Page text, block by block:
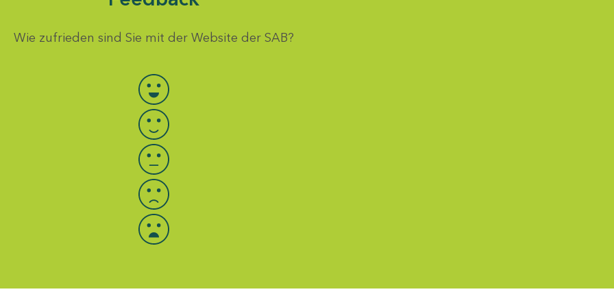
Wie zufrieden sind Sie mit der Website der SAB?
Bewertung auswählen